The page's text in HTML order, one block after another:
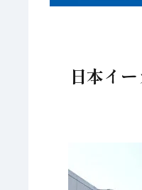
日本イ